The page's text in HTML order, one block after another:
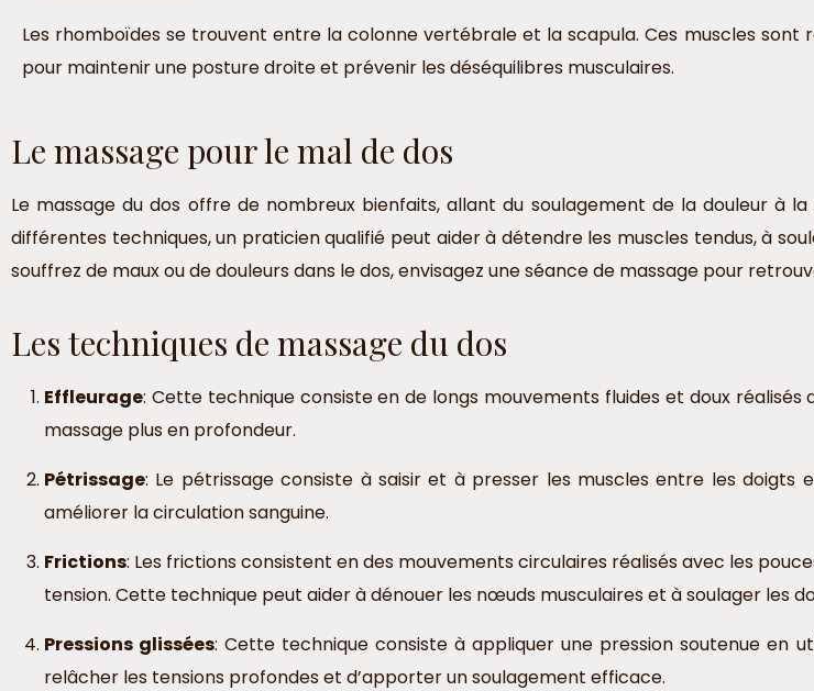
Les rhomboïdes se trouvent entre la colonne vertébrale et la scapula. Ces muscles
pour maintenir une posture droite et prévenir les déséquilibres musculaires.
Le massage pour le mal de dos
Le massage du dos offre de nombreux bienfaits, allant du soulagement de la douleur à
différentes techniques, un praticien qualifié peut aider à détendre les muscles tendus, à
souffrez de maux ou de douleurs dans le dos, envisagez une séance de massage pour
Les techniques de massage du dos
Effleurage: Cette technique consiste en de longs mouvements fluides et doux
massage plus en profondeur.
Pétrissage: Le pétrissage consiste à saisir et à presser les muscles entre les
améliorer la circulation sanguine.
Frictions: Les frictions consistent en des mouvements circulaires réalisés avec les
tension. Cette technique peut aider à dénouer les nœuds musculaires et à soulager les
Pressions glissées: Cette technique consiste à appliquer une pression soutenue en
relâcher les tensions profondes et d’apporter un soulagement efficace.